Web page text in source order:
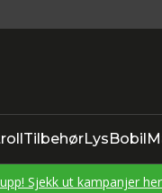
TilbehørLysBobil
Sjekk ut kampanjer